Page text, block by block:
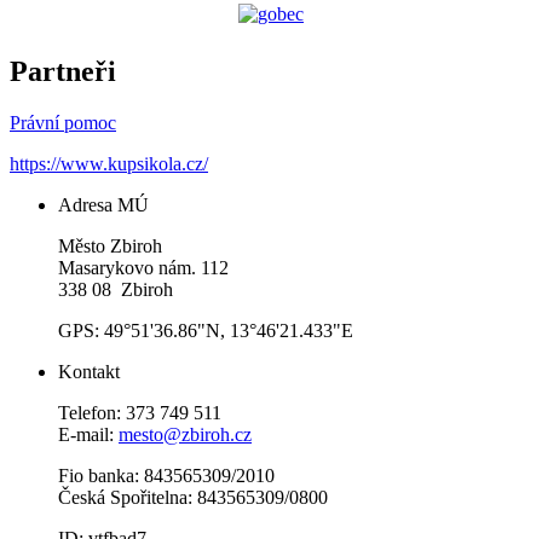
Partneři
Právní pomoc
https://www.kupsikola.cz/
Adresa MÚ
Město Zbiroh
Masarykovo nám. 112
338 08 Zbiroh
GPS: 49°51'36.86"N, 13°46'21.433"E
Kontakt
Telefon: 373 749 511
E-mail: mesto@zbiroh.cz
Fio banka: 843565309/2010
Česká Spořitelna: 843565309/0800